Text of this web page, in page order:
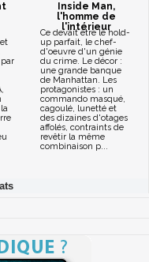
Inside Man,
l'homme de
l'intérieur
Ce devait être le hold-
up parfait, le chef-
d'oeuvre d'un génie
du crime. Le décor :
une grande banque
de Manhattan. Les
protagonistes : un
commando masqué,
cagoulé, lunetté et
des dizaines d'otages
affolés, contraints de
revêtir la même
combinaison p...